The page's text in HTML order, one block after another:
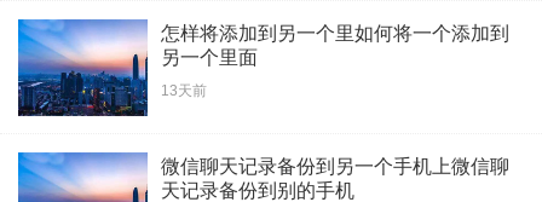
怎样将添加到另一个里如何将一个添加到
另一个里面
13天前
微信聊天记录备份到另一个手机上微信聊
天记录备份到别的手机